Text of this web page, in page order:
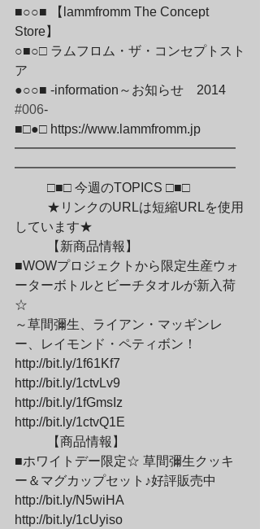
■○○■ 【lammfromm The Concept
Store】
○■○□ ラムフロム・ザ・コンセプトスト
ア
●○○■ -information～お知らせ　2014
#006-
■□●□ https://www.lammfromm.jp
━━━━━━━━━━━━━━━━━
━━━━━━━━━━━━━━━━━
	□■□ 今週のTOPICS □■□
しています★
■WOWプロジェクトから限定生産ウォ
ーターボトルとビーチタオルが新入荷
☆
～草間彌生、ライアン・マッギンレ
ー、レイモンド・ペティボン！
http://bit.ly/1f61Kf7
http://bit.ly/1ctvLv9
http://bit.ly/1fGmsIz
http://bit.ly/1ctvQ1E
■ホワイトデー限定☆ 草間彌生クッキ
ー＆マグカップセット♪好評販売中
http://bit.ly/N5wiHA
http://bit.ly/1cUyiso